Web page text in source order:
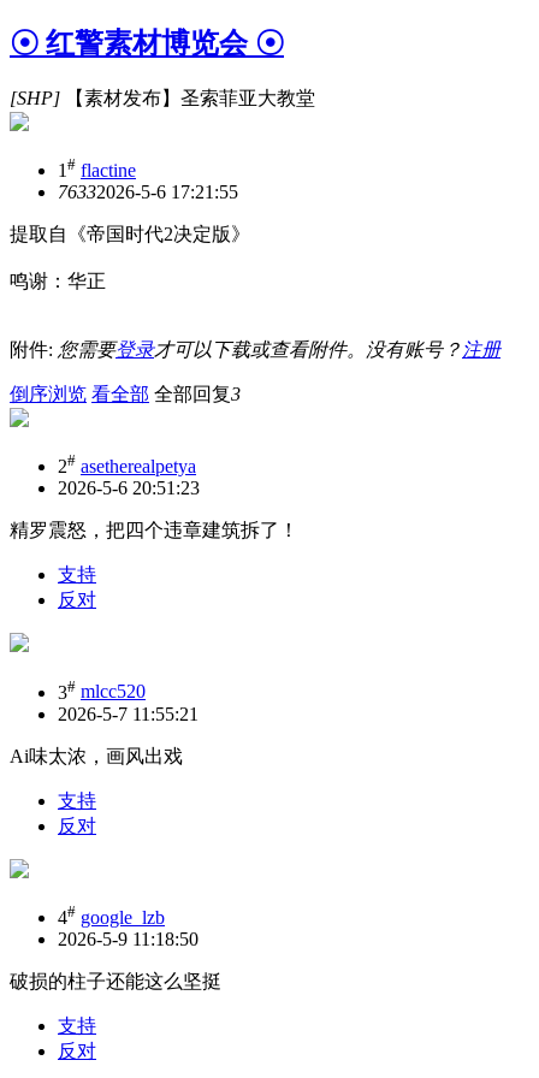
☉ 红警素材博览会 ☉
[SHP] 【素材发布】圣索菲亚大教堂
1 # flactine
76332026-5-6 17:21:55
提取自《帝国时代2决定版》
鸣谢：华正
附件: 您需要登录才可以下载或查看附件。没有账号？ 注册
倒序浏览 看全部 全部回复3
2# asetherealpetya
2026-5-6 20:51:23
精罗震怒，把四个违章建筑拆了！
支持
反对
3# mlcc520
2026-5-7 11:55:21
Ai味太浓，画风出戏
支持
反对
4# google_lzb
2026-5-9 11:18:50
破损的柱子还能这么坚挺
支持
反对